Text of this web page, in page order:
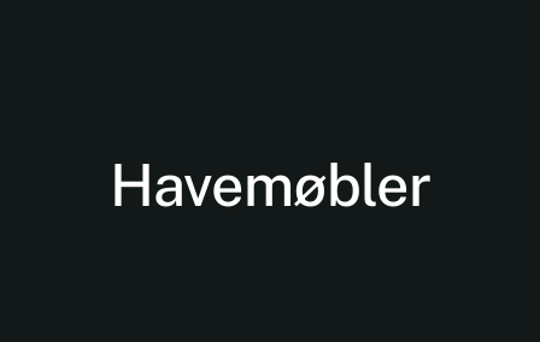
Havemøbler